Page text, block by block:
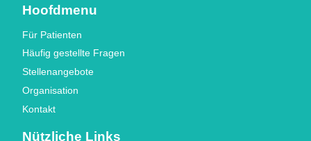
Hoofdmenu
Für Patienten
Häufig gestellte Fragen
Stellenangebote
Organisation
Kontakt
Nützliche Links